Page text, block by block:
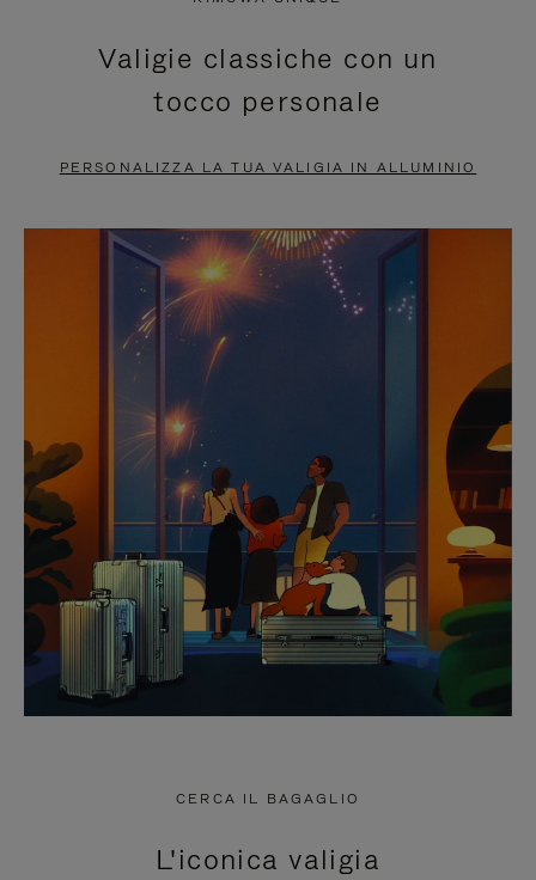
PAUSA,
PREMERE
METTERLO
PAUSA
PREMI
PER
ATTIVARE
Valigie classiche con un
tocco personale
PERSONALIZZA LA TUA VALIGIA IN ALLUMINIO
CERCA IL BAGAGLIO
L'iconica valigia